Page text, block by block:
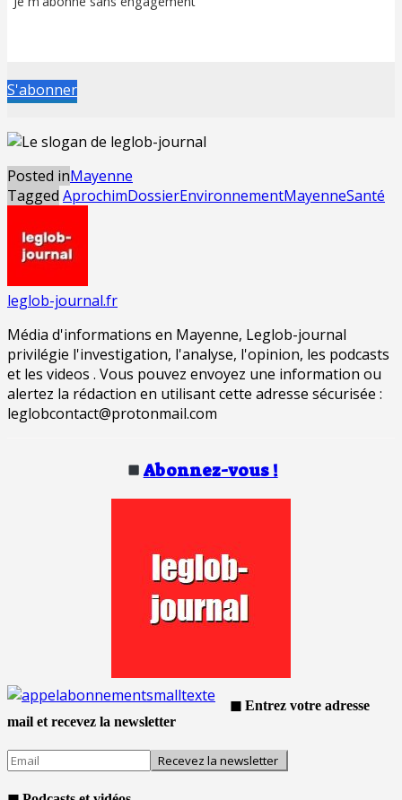
S'abonner
Posted inMayenne
Tagged AprochimDossierEnvironnementMayenneSanté
leglob-journal.fr
Média d'informations en Mayenne, Leglob-journal
privilégie l'investigation, l'analyse, l'opinion, les podcasts
et les videos . Vous pouvez envoyez une information ou
alertez la rédaction en utilisant cette adresse sécurisée :
leglobcontact@protonmail.com
Abonnez-vous !
◼ Entrez votre adresse
mail et recevez la newsletter